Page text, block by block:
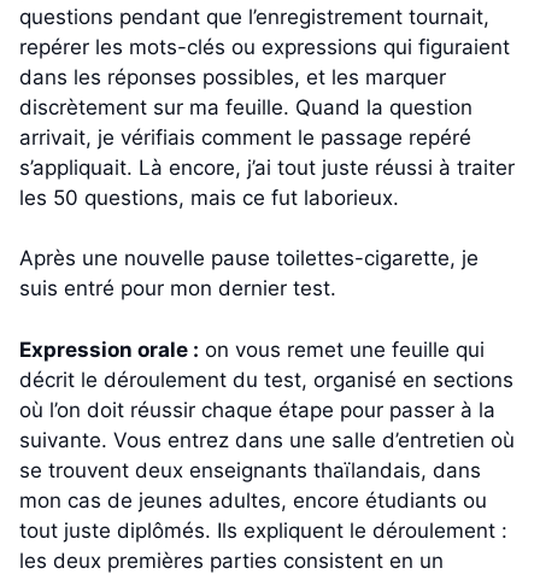
questions pendant que l’enregistrement tournait,
repérer les mots-clés ou expressions qui figuraient
dans les réponses possibles, et les marquer
discrètement sur ma feuille. Quand la question
arrivait, je vérifiais comment le passage repéré
s’appliquait. Là encore, j’ai tout juste réussi à traiter
les 50 questions, mais ce fut laborieux.
Après une nouvelle pause toilettes-cigarette, je
suis entré pour mon dernier test.
Expression orale : on vous remet une feuille qui
décrit le déroulement du test, organisé en sections
où l’on doit réussir chaque étape pour passer à la
suivante. Vous entrez dans une salle d’entretien où
se trouvent deux enseignants thaïlandais, dans
mon cas de jeunes adultes, encore étudiants ou
tout juste diplômés. Ils expliquent le déroulement :
les deux premières parties consistent en un